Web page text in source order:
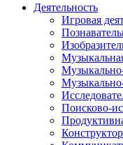
Деятельность
Игровая
Поисково-